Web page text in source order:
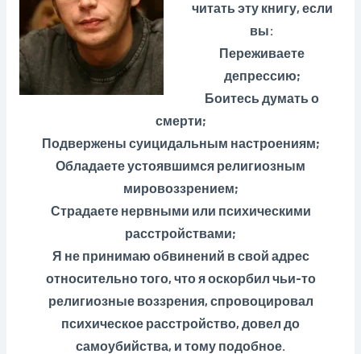
читать эту книгу, если
вы:
Переживаете
депрессию;
Боитесь думать о
смерти;
Подвержены суицидальным настроениям;
Обладаете устоявшимся религиозным
мировоззрением;
Страдаете нервными или психическими
расстройствами;
Я не принимаю обвинений в свой адрес
относительно того, что я оскорбил чьи-то
религиозные воззрения, спровоцировал
психическое расстройство, довел до
самоубийства, и тому подобное.